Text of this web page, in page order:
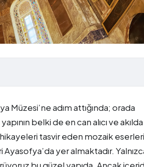
adım attığında; orada
belki de en can alıcı ve akılda
tasvir eden mozaik
Ayasofya’da yer almaktadır.